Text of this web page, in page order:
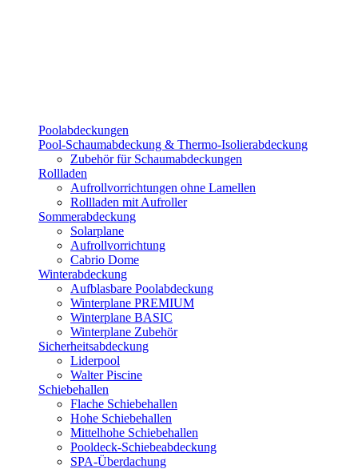
Poolabdeckungen
Pool-Schaumabdeckung & Thermo-Isolierabdeckung
Zubehör für Schaumabdeckungen
Rollladen
Aufrollvorrichtungen ohne Lamellen
Rollladen mit Aufroller
Sommerabdeckung
Solarplane
Aufrollvorrichtung
Cabrio Dome
Winterabdeckung
Aufblasbare Poolabdeckung
Winterplane PREMIUM
Winterplane BASIC
Winterplane Zubehör
Sicherheitsabdeckung
Liderpool
Walter Piscine
Schiebehallen
Flache Schiebehallen
Hohe Schiebehallen
Mittelhohe Schiebehallen
Pooldeck-Schiebeabdeckung
SPA-Überdachung